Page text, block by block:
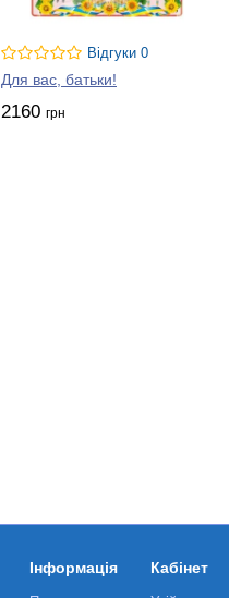
Відгуки 0
Для вас, батьки!
2160 грн
Інформація Кабінет